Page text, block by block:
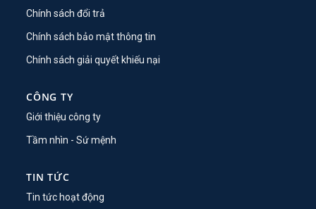
Chính sách đổi trả
Chính sách bảo mật thông tin
Chính sách giải quyết khiếu nại
CÔNG TY
Giới thiệu công ty
Tầm nhìn - Sứ mệnh
TIN TỨC
Tin tức hoạt động